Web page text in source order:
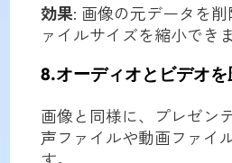
効果: 画像の元データを
ァイルサイズを縮小できま
8.オーディオとビデオを
画像と同様に、プレゼン
声ファイルや動画ファイ